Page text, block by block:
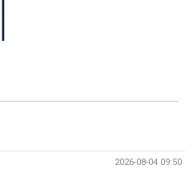
2026-08-04 09:50